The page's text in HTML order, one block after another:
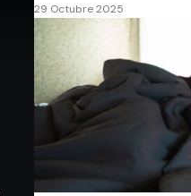
29 Octubre 2025